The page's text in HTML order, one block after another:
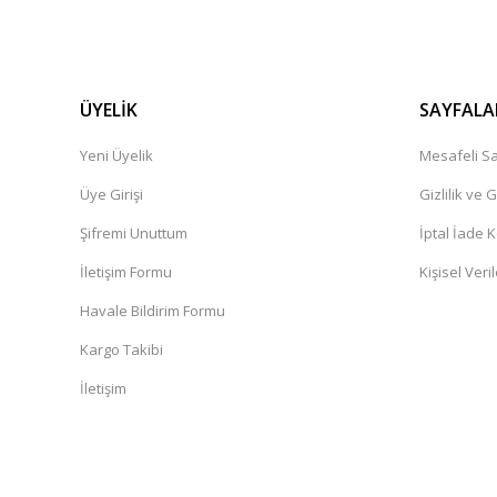
ÜYELİK
Yeni Üyelik
Üye Girişi
Şifremi Unuttum
İletişim Formu
Havale Bildirim Formu
Kargo Takibi
İletişim
Mesafeli
Gizlilik ve
İptal İade
Kişisel